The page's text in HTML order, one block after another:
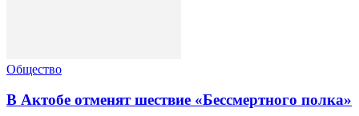
Общество
В Актобе отменят шествие «Бессмертного полка»